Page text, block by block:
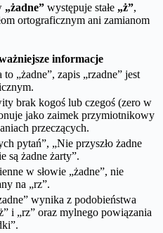
„żadne” występuje stałe „ż”,
ortograficznym ani zamianom
informacje
„żadne”, zapis „rzadne” jest
brak kogoś lub czegoś (zero w
jako zaimek przymiotnikowy
przeczących.
pytań”, „Nie przyszło żadne
są żadne żarty”.
w słowie „żadne”, nie
na „rz”.
wynika z podobieństwa
i „rz” oraz mylnego powiązania